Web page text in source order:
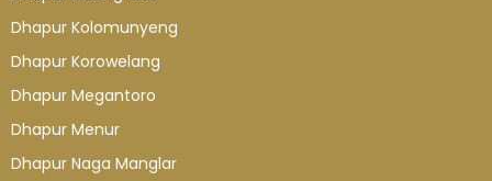
Dhapur Kolomunyeng
Dhapur Korowelang
Dhapur Megantoro
Dhapur Menur
Dhapur Naga Manglar